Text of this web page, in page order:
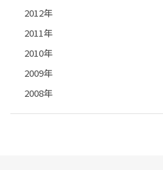
2012年
2011年
2010年
2009年
2008年